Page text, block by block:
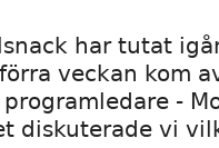
har tutat
veckan kom
-
diskuterade vi